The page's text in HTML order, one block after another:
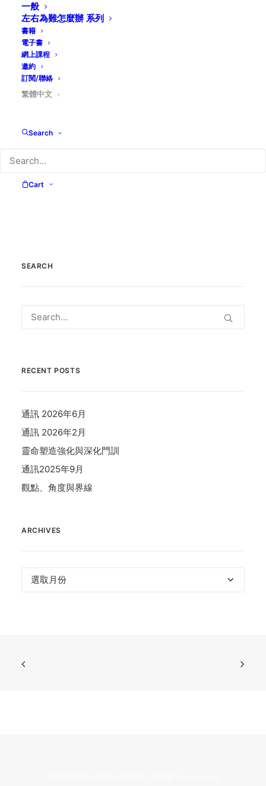
一般
左右為難怎麼辦 系列
書籍
電子書
網上課程
邀約
訂閱/聯絡
繁體中文
Search
Cart
愛，如何作祂忠心的見証人。
現寄上
系列一．如何識別衝突的種類與成因
系列二．愛心說誠實話-關鍵性對話
為你預備了視、聽、讀三種的選擇：視頻、錄音及文章，
SEARCH
RECENT POSTS
通訊 2026年6月
通訊 2026年2月
靈命塑造強化與深化門訓
通訊2025年9月
觀點、角度與界線
ARCHIVES
Archives